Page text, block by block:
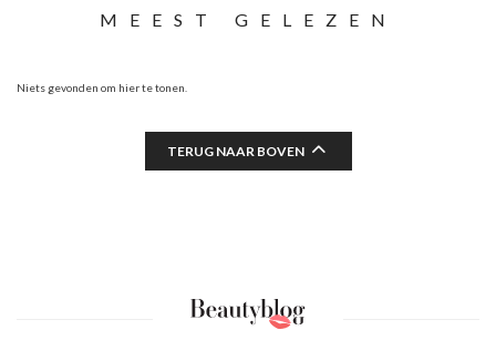
MEEST GELEZEN
Niets gevonden om hier te tonen.
TERUG NAAR BOVEN